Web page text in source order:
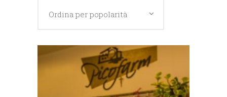
Ordina per popolarità